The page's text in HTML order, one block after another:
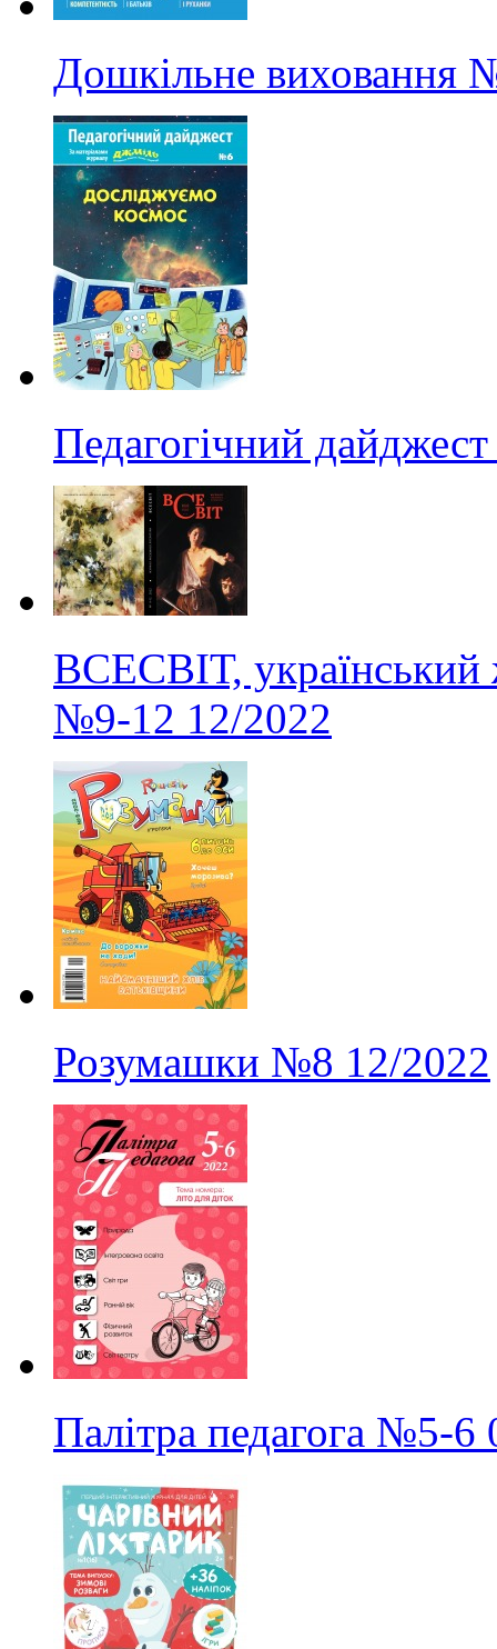
Дошкільне виховання
Педагогічний дайджест
ВСЕСВІТ, український
№9-12 12/2022
Розумашки №8 12/2022
Палітра педагога №5-6